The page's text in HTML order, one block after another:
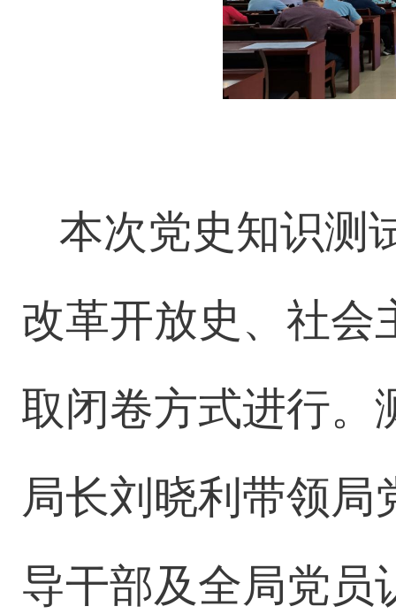
本次党史知识测
改革开放史、社会
取闭卷方式进行。
局长刘晓利带领局
导干部及全局党员